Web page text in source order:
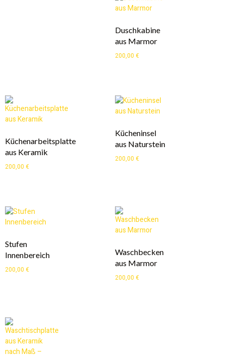
Duschkabine
aus Marmor
200,00 €
Küchenarbeitsplatte
aus Keramik
200,00 €
Kücheninsel
aus Naturstein
200,00 €
Stufen
Innenbereich
200,00 €
Waschbecken
aus Marmor
200,00 €